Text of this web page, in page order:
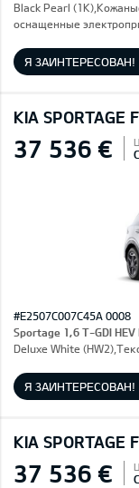
Black Pearl
оснащенные
Я ЗАИНТЕРЕСОВАН!
KIA SPORTAGE
37 536 €
#E2507C007C45A 0008
Sportage 1,6 T-GDI HEV
Deluxe White
Я ЗАИНТЕРЕСОВАН!
KIA SPORTAGE
37 536 €